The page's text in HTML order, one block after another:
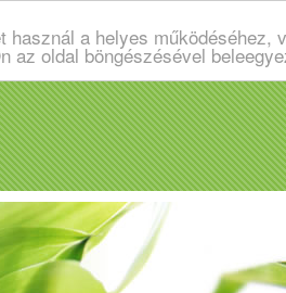
használ a helyes
az oldal böngészésével